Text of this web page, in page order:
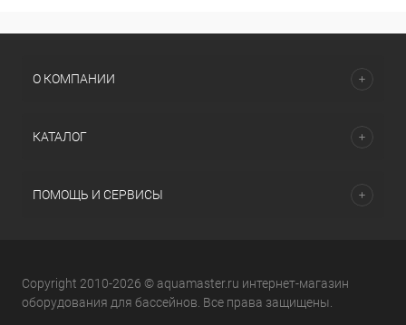
О КОМПАНИИ
КАТАЛОГ
ПОМОЩЬ И СЕРВИСЫ
Copyright 2010-2026 © aquamaster.ru интернет-магазин
оборудования для бассейнов. Все права защищены.